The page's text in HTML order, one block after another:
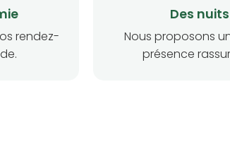
rendez-
Des
Nous proposons
présence